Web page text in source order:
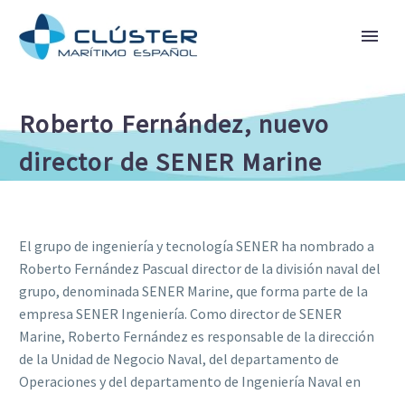
Roberto Fernández, nuevo
director de SENER Marine
El grupo de ingeniería y tecnología SENER ha nombrado a
Roberto Fernández Pascual director de la división naval del
grupo, denominada SENER Marine, que forma parte de la
empresa SENER Ingeniería. Como director de SENER
Marine, Roberto Fernández es responsable de la dirección
de la Unidad de Negocio Naval, del departamento de
Operaciones y del departamento de Ingeniería Naval en